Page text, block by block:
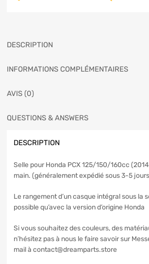
DESCRIPTION
INFORMATIONS COMPLÉMENTAIRES
AVIS (0)
QUESTIONS & ANSWERS
DESCRIPTION
Selle pour Honda PCX 125/150/160cc
main. (généralement expédié sous 3-5
Le rangement d’un casque intégral sous la
possible qu’avec la version d’origine Honda
Si vous souhaitez des couleurs, des
n’hésitez pas à nous le faire savoir sur
mail à contact@dreamparts.store